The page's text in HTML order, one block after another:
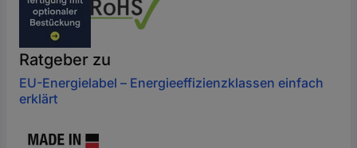
Ratgeber zu
EU-Energielabel – Energieeffizienzklassen einfach
erklärt